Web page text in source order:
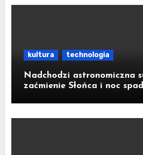
kultura technologia
Nadchodzi astronomiczna
zaćmienie Słońca i noc